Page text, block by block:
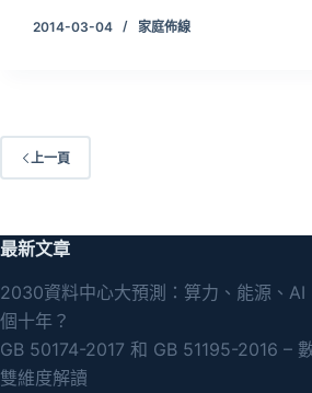
2014-03-04 家庭佈線
上一頁
最新文章
2030資料中心大預測：算力、能源、AI
個十年？
GB 50174-2017 和 GB 51195-2016 –
雙維度解讀